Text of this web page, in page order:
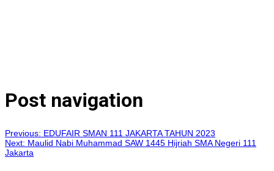
Post navigation
Previous: EDUFAIR SMAN 111 JAKARTA TAHUN 2023
Next: Maulid Nabi Muhammad SAW 1445 Hijriah SMA Negeri 111
Jakarta